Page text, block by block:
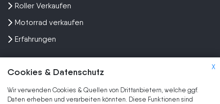
X
Cookies & Datenschutz
Wir verwenden Cookies & Quellen von Drittanbietern, welche ggf.
Daten erheben und verarbeiten könnten. Diese Funktionen sind
Roller Verkaufen
Motorrad verkaufen
Erfahrungen
SEHR GUT
Kundenbewertungen und Erfahrungen zu
Wir kaufen dein Motorrad